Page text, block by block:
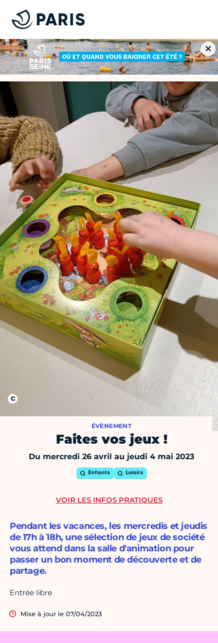
ÉVÈNEMENT
Faites vos jeux !
Du mercredi 26 avril au jeudi 4 mai 2023
Enfants Loisirs
Pendant les vacances, les mercredis et jeudis
de 17h à 18h, une sélection de jeux de société
vous attend dans la salle d'animation pour
passer un bon moment de découverte et de
partage.
Entrée libre
Mise à jour le 07/04/2023
VOIR LES INFOS PRATIQUES